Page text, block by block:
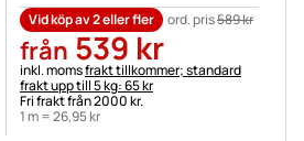
Vid köp av 2 eller fler ord. pris589kr
från 539 kr
Skatteinformation:
inkl. momsfrakt tillkommer; standard
frakt upp till 5 kg: 65 kr
Fri frakt från 2000 kr.
1 m =26,95kr